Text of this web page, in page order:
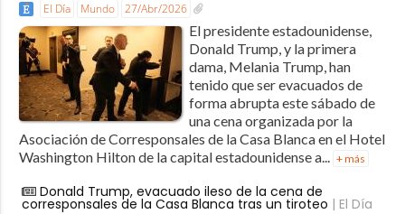
El Día Mundo 27/Abr/2026
El presidente estadounidense,
Donald Trump, y la primera
dama, Melania Trump, han
tenido que ser evacuados de
forma abrupta este sábado de
una cena organizada por la
Asociación de Corresponsales de la Casa Blanca en el Hotel
Washington Hilton de la capital estadounidense a... + más
Donald Trump, evacuado ileso de la cena de
corresponsales de la Casa Blanca tras un tiroteo | El Día